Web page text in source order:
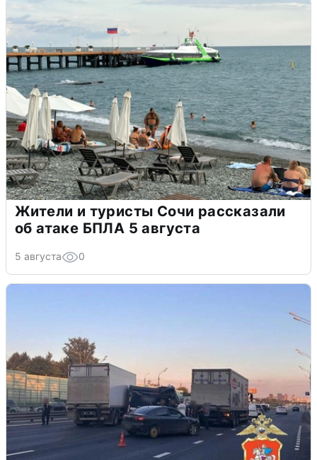
Жители и туристы Сочи рассказали
об атаке БПЛА 5 августа
5 августа 0